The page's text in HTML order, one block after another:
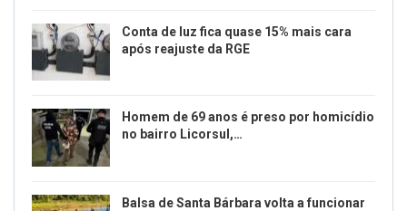
Conta de luz fica quase 15% mais cara
após reajuste da RGE
Homem de 69 anos é preso por homicídio
no bairro Licorsul,…
Balsa de Santa Bárbara volta a funcionar